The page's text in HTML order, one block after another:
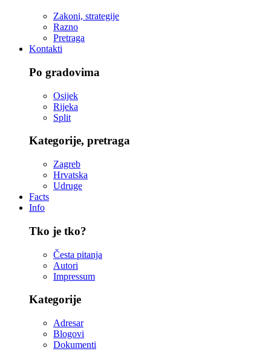
Zakoni, strategije
Razno
Pretraga
Kontakti
Po gradovima
Osijek
Rijeka
Split
Kategorije, pretraga
Zagreb
Hrvatska
Udruge
Facts
Info
Tko je tko?
Česta pitanja
Autori
Impressum
Kategorije
Adresar
Blogovi
Dokumenti